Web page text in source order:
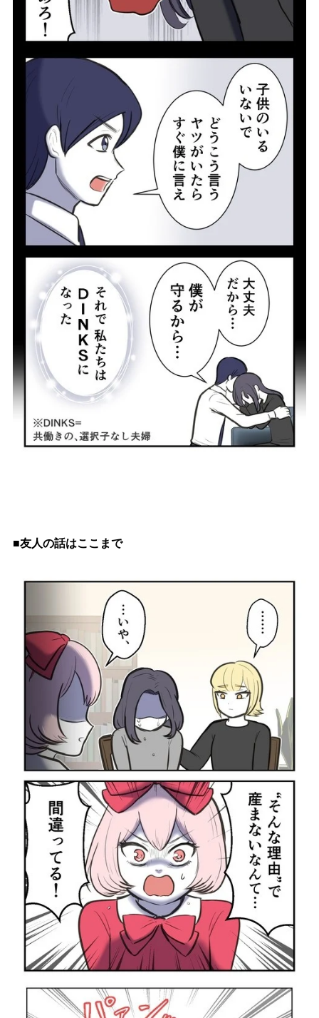
■友人の話はここまで